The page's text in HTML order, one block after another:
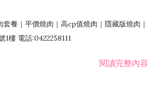
餐｜平價燒肉｜高cp值燒肉｜隱藏版燒肉｜
1樓 電話:0422258111
閱讀完整內容